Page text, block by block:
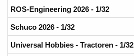
ROS-Engineering 2026 - 1/32
Schuco 2026 - 1/32
Universal Hobbies - Tractoren - 1/32